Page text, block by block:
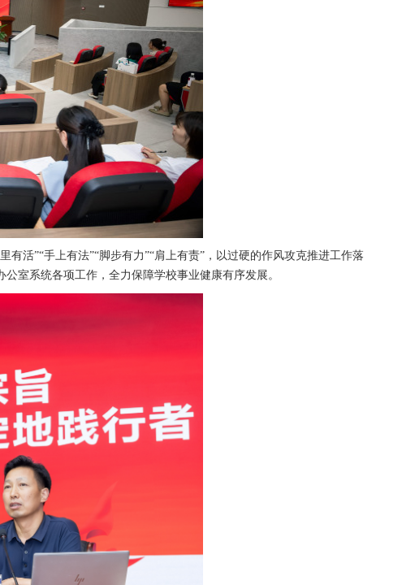
活”“手上有法”“脚步有力”“肩上有责”，以过硬的作风攻克推进工作落
室系统各项工作，全力保障学校事业健康有序发展。